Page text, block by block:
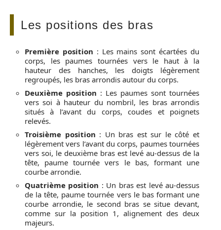
Les positions des bras
Première position : Les mains sont écartées du
corps, les paumes tournées vers le haut à la
hauteur des hanches, les doigts légèrement
regroupés, les bras arrondis autour du corps.
Deuxième position : Les paumes sont tournées
vers soi à hauteur du nombril, les bras arrondis
situés à l’avant du corps, coudes et poignets
relevés.
Troisième position : Un bras est sur le côté et
légèrement vers l’avant du corps, paumes tournées
vers soi, le deuxième bras est levé au-dessus de la
tête, paume tournée vers le bas, formant une
courbe arrondie.
Quatrième position : Un bras est levé au-dessus
de la tête, paume tournée vers le bas formant une
courbe arrondie, le second bras se situe devant,
comme sur la position 1, alignement des deux
majeurs.